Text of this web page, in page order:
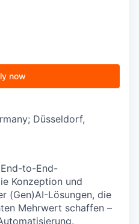
now
Düsseldorf,
to-End-
Konzeption und
(Gen)AI-Lösungen, die
Mehrwert schaffen –